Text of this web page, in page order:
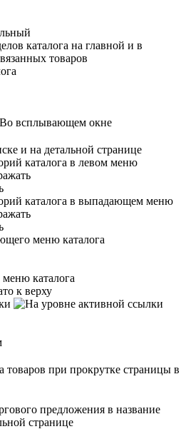
каталога на главной и в
товаров
и на детальной странице
каталога в левом меню
каталога в выпадающем меню
меню каталога
каталога
товаров при прокрутке страницы в
предложения в название
странице